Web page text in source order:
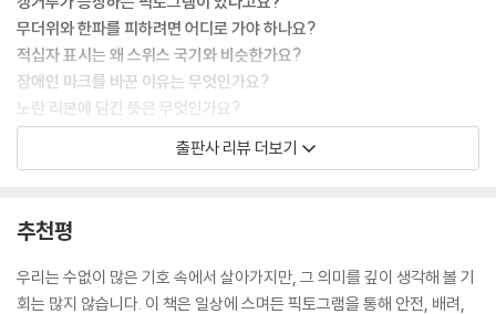
--- 본문 중에서
엘리베이터마다 고유 식별 번호가 있어요. 위험 상황에서 엘리베이터 고유
번호를 알리면 구조자가 엘리베이터 위치를 바로 파악할 수 있습니다. 비
상 상황 시 정확한 위치 파악과 신속한 대응을 위한 조치입니다. 이러한 번
호는 엘리베이터 내부는 물론 외부에도 표시되어 있어, 승객이나 구조대원
이 위치를 쉽게 확인할 수 있습니다. 모두 엘리베이터의 안전 관리와 비상
--- 본문 중에서
암펠만을 지키려는 움직임은 동독뿐만 아니라 서독에서도 지지를 받았습
무더위와 한파를 피하려면 어디로 가야 하나요?
적십자 표시는 왜 스위스 국기와 비슷한가요?
장애인 마크를 바꾼 이유는 무엇인가요?
노란 리본에 담긴 뜻은 무엇인가요?
이 책은 생명과 안전을 지키며 평화로운 세상을 만들어가는 픽토그램에 관
등 모두가 서로 이해하고 존중하며 살아가는 사회를 어떻게 만들어가고 있
는지 청소년 눈높이에서 알려 줍니다.
출판사 리뷰 더보기
추천평
우리는 수없이 많은 기호 속에서 살아가지만, 그 의미를 깊이 생각해 볼 기
회는 많지 않습니다. 이 책은 일상에 스며든 픽토그램을 통해 안전, 배려,